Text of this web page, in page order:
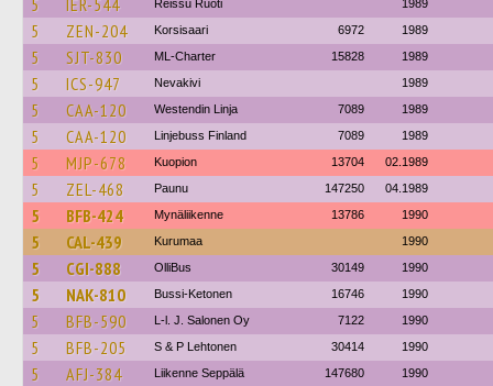
5 IER-544 Reissu Ruoti 1989
5 ZEN-204 Korsisaari 6972 1989
5 SJT-830 ML-Charter 15828 1989
5 ICS-947 Nevakivi 1989
5 CAA-120 Westendin Linja 7089 1989
5 CAA-120 Linjebuss Finland 7089 1989
5 MJP-678 Kuopion 13704 02.1989
5 ZEL-468 Paunu 147250 04.1989
5 BFB-424 Mynäliikenne 13786 1990
5 CAL-439 Kurumaa 1990
5 CGI-888 OlliBus 30149 1990
5 NAK-810 Bussi-Ketonen 16746 1990
5 BFB-590 L-l. J. Salonen Oy 7122 1990
5 BFB-205 S & P Lehtonen 30414 1990
5 AFJ-384 Liikenne Seppälä 147680 1990